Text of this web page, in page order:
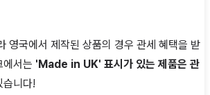
영국에서 제작된 상품의 경우 관세 혜택을 받
에서는 'Made in UK' 표시가 있는 제품은 관
습니다!